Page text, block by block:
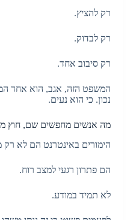
רק להציץ.
רק לבדוק.
רק סיבוב אחד.
המשפט הזה, אגב, הוא אחד
נכון. כי הוא נעים.
מה אנשים מחפשים שם, חוץ
הימורים באינטרנט הם לא רק
הם פתרון רגעי למצב רוח.
לא תמיד במודע.